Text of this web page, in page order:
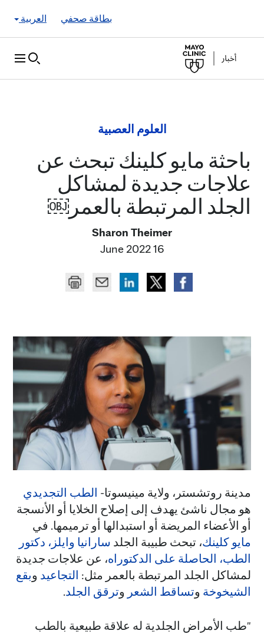
العربية
بطاقة صحفي
العلوم العصبية
باحثة مايو كلينك تبحث عن
علاجات جديدة لمشاكل
الجلد المرتبطة بالعمر￼
Sharon Theimer
16 June 2022
مدينة روتشستر، ولاية مينيسوتا- الطب التجديدي
هو مجال ناشئ يهدف إلى إصلاح الخلايا أو الأنسجة
أو الأعضاء المريضة أو استبدالها أو ترميمها. في
مايو كلينك، تبحث طبيبة الجلد سارانيا وايلز، دكتور
الطب، الحاصلة على الدكتوراه، عن علاجات جديدة
لمشاكل الجلد المرتبطة بالعمر مثل: التجاعيد وبقع
الشيخوخة وتساقط الشعر وترقق الجلد.
"طب الأمراض الجلدية له علاقة طبيعية بالطب